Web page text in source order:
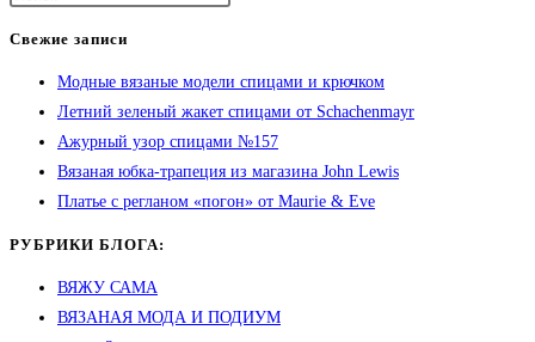
Свежие записи
Модные вязаные модели спицами и крючком
Летний зеленый жакет спицами от Schachenmayr
Ажурный узор спицами №157
Вязаная юбка-трапеция из магазина John Lewis
Платье с регланом «погон» от Maurie & Eve
РУБРИКИ БЛОГА:
ВЯЖУ САМА
ВЯЗАНАЯ МОДА И ПОДИУМ